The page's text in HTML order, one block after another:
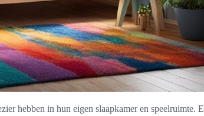
hebben in hun eigen slaapkamer en speelruimte.